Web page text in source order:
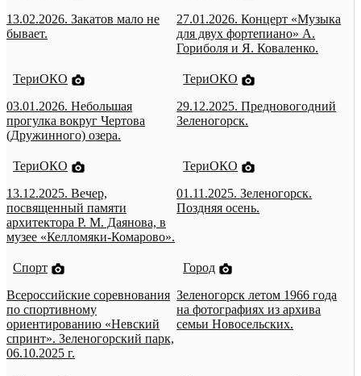
13.02.2026. Закатов мало не
бывает.
27.01.2026. Концерт «Музыка
для двух фортепиано» А.
Гориболя и Я. Коваленко.
ТериОКО
03.01.2026. Небольшая
прогулка вокруг Чертова
(Дружинного) озера.
ТериОКО
29.12.2025. Предновогодний
Зеленогорск.
ТериОКО
13.12.2025. Вечер,
посвященный памяти
архитектора Р. М. Даянова, в
музее «Келломяки-Комарово».
ТериОКО
01.11.2025. Зеленогорск.
Поздняя осень.
Спорт
Всероссийские соревнования
по спортивному
ориентированию «Невский
спринт». Зеленогорский парк,
06.10.2025 г.
Город
Зеленогорск летом 1966 года
на фотографиях из архива
семьи Новосельских.